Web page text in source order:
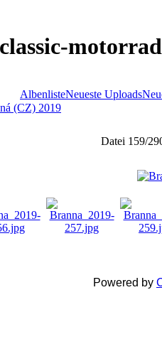
AlbenlisteNeueste Uploads
(CZ) 2019
Datei 159/
Powered by